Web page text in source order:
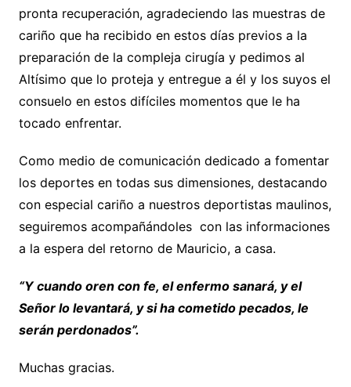
pronta recuperación, agradeciendo las muestras de
cariño que ha recibido en estos días previos a la
preparación de la compleja cirugía y pedimos al
Altísimo que lo proteja y entregue a él y los suyos el
consuelo en estos difíciles momentos que le ha
tocado enfrentar.
Como medio de comunicación dedicado a fomentar
los deportes en todas sus dimensiones, destacando
con especial cariño a nuestros deportistas maulinos,
seguiremos acompañándoles con las informaciones
a la espera del retorno de Mauricio, a casa.
“Y cuando oren con fe, el enfermo sanará, y el
Señor lo levantará, y si ha cometido pecados, le
serán perdonados”.
Muchas gracias.